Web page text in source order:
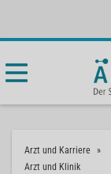
Arzt und Karriere
Arzt und Klinik